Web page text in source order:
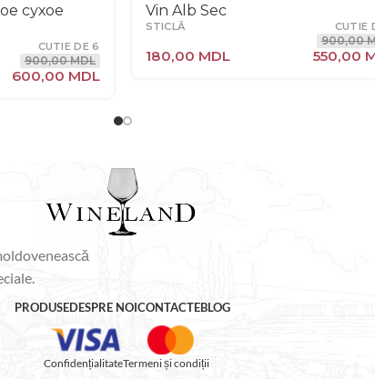
сухое
CUTIE DE 6
900,00MDL
600,00 MDL
Vin Alb Sec
STICLĂ CUTIE
900,00
180,00 MDL 550,00
PRODUSEDESPRE NOICONTACTEBLOG
ConfidențialitateTermeni și condiții